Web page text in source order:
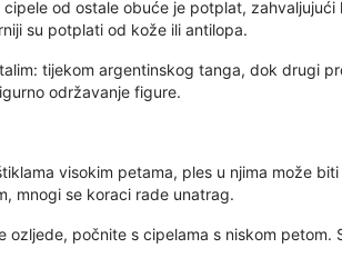
od ostale obuće je potplat,
su potplati od kože ili antilopa.
tijekom argentinskog tanga, dok drugi
održavanje figure.
visokim petama, ples u njima može
mnogi se koraci rade unatrag.
ozljede, počnite s cipelama s niskom